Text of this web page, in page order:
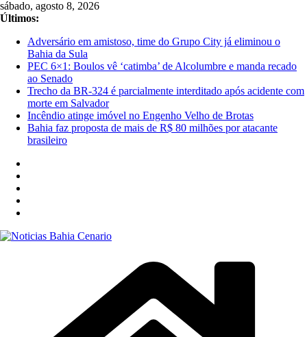
Pular
para
conteúdo
sábado, agosto 8, 2026
Últimos:
Adversário em amistoso, time do Grupo City já eliminou o
Bahia da Sula
PEC 6×1: Boulos vê ‘catimba’ de Alcolumbre e manda recado
ao Senado
Trecho da BR-324 é parcialmente interditado após acidente com
morte em Salvador
Incêndio atinge imóvel no Engenho Velho de Brotas
Bahia faz proposta de mais de R$ 80 milhões por atacante
brasileiro